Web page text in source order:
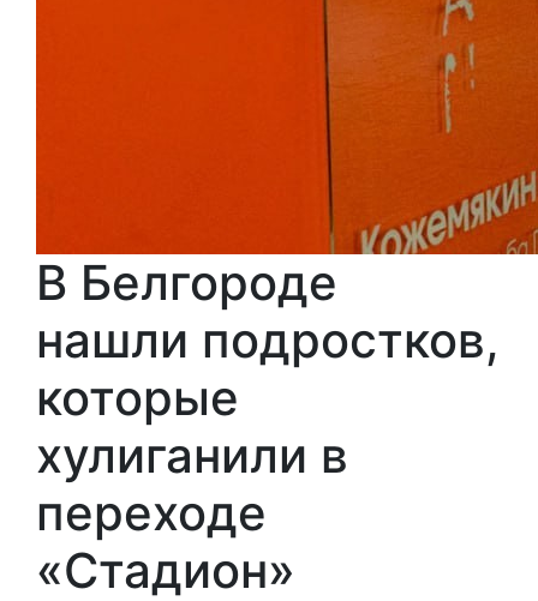
В Белгороде
нашли подростков,
которые
хулиганили в
переходе
«Стадион»